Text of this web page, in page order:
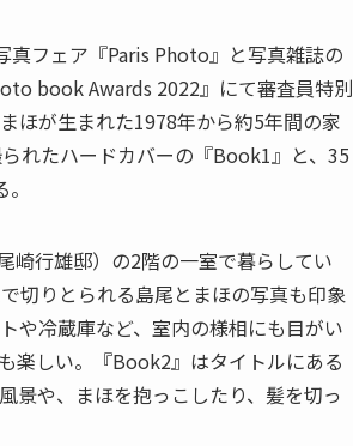
真フェア『Paris Photo』と写真雑誌の
book Awards 2022』にて審査員特別
ほが生まれた1978年から約5年間の家
れたハードカバーの『Book1』と、35
崎行雄邸）の2階の一室で暮らしてい
切りとられる島尾とまほの写真も印象
や冷蔵庫など、室内の様相にも目がい
楽しい。『Book2』はタイトルにある
景や、まほを抱っこしたり、髪を切っ